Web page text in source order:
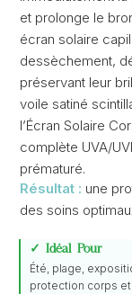
et prolonge le
écran solaire
dessèchement,
préservant leur
voile satiné
l’Écran Solaire
complète UVA/
prématuré.
Résultat : une
des soins
✓ Idéal Pour
Été, plage,
protection corps et